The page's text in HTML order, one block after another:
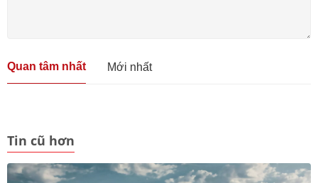
Quan tâm nhất Mới nhất
Tin cũ hơn